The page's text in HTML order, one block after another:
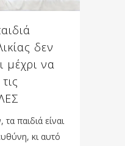
δεν
μέχρι να
παιδιά είναι
κι αυτό